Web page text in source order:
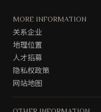
c
b
o
o
k
专
页
s
m
n
MORE INFORMATION
关系企业
地理位置
人才招募
隐私权政策
网站地图